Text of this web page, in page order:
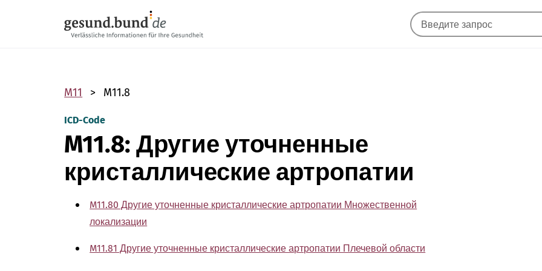
M11 M11.8
ICD-Code
M11.8: Другие уточненные
кристаллические артропатии
M11.80 Другие уточненные кристаллические артропатии Множественной
локализации
M11.81 Другие уточненные кристаллические артропатии Плечевой области